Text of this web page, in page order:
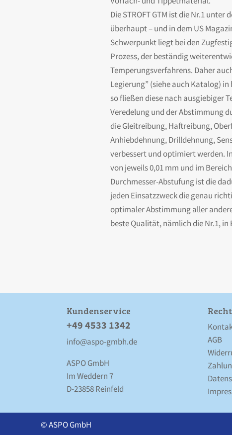
Die STROFT GTM ist die Nr.1
überhaupt – und in dem US
Schwerpunkt liegt bei den
Prozess, der beständig
Temperungsverfahrens. Daher
Legierung” (siehe auch Katalog)
so fließen diese nach ausgiebiger
Veredelung und der Abstimmung
die Gleitreibung, Haftreibung,
Anhiebdehnung, Drilldehnung,
verbessert und optimiert werden.
von jeweils 0,01 mm und im
Durchmesser-Abstufung ist die
jeden Einsatzzweck die genau
optimaler Abstimmung aller
beste Qualität, nämlich die Nr.1,
Kunden­service
+49 4533 1342
info@aspo-gmbh.de
ASPO GmbH
Im Weddern 7
D-23858 Reinfeld
AGB
© ASPO GmbH